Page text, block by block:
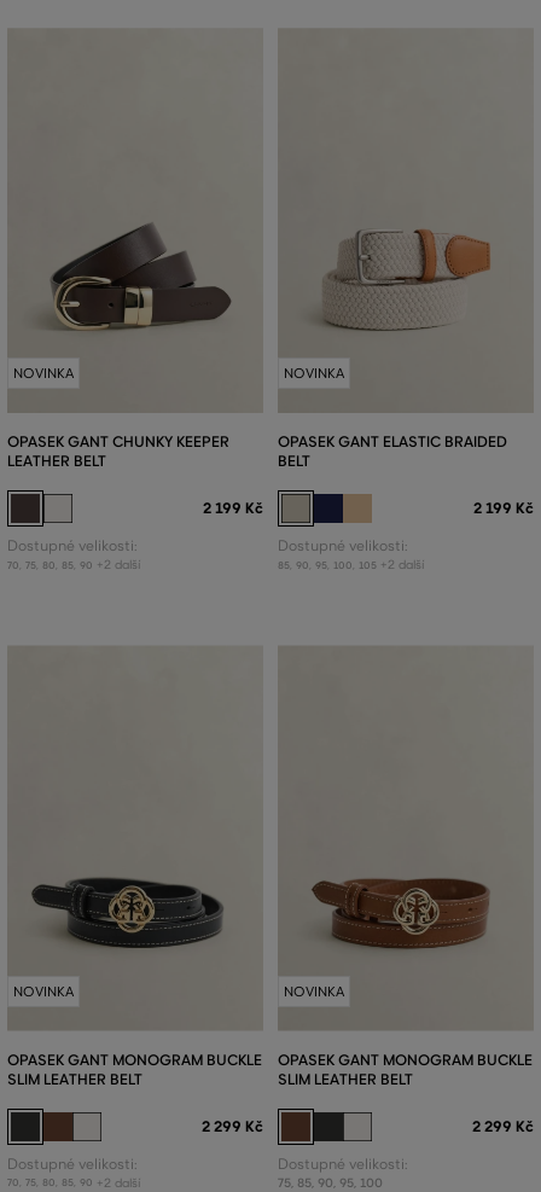
NOVINKA
OPASEK GANT CHUNKY KEEPER
LEATHER BELT
2 199 Kč
Dostupné velikosti:
70 75 80 85 90 +2 další
NOVINKA
OPASEK GANT ELASTIC BRAIDED
BELT
2 199 Kč
Dostupné velikosti:
85 90 95 100 105 +2 další
NOVINKA
OPASEK GANT MONOGRAM BUCKLE
SLIM LEATHER BELT
2 299 Kč
Dostupné velikosti:
70 75 80 85 90 +2 další
NOVINKA
OPASEK GANT MONOGRAM BUCKLE
SLIM LEATHER BELT
2 299 Kč
Dostupné velikosti:
75, 85, 90 95, 100